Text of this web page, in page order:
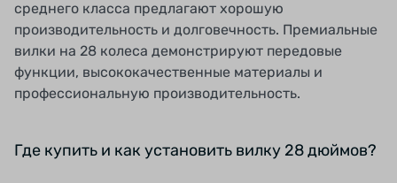
среднего класса предлагают хорошую
производительность и долговечность. Премиальные
вилки на 28 колеса демонстрируют передовые
функции, высококачественные материалы и
профессиональную производительность.
Где купить и как установить вилку 28 дюймов?